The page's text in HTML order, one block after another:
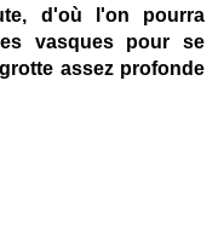
d'où l'on pourra
vasques pour se
assez profonde